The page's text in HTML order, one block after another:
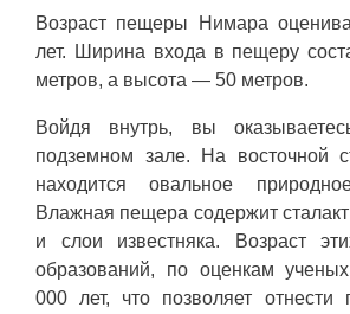
Возраст пещеры Нимара
лет. Ширина входа в пещеру
метров, а высота — 50 метров.
Войдя внутрь, вы
подземном зале. На восточной
находится овальное
Влажная пещера содержит
и слои известняка. Возраст
образований, по оценкам
000 лет, что позволяет отнести